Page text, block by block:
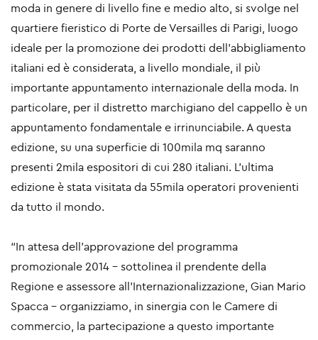
moda in genere di livello fine e medio alto, si svolge nel
quartiere fieristico di Porte de Versailles di Parigi, luogo
ideale per la promozione dei prodotti dell’abbigliamento
italiani ed è considerata, a livello mondiale, il più
importante appuntamento internazionale della moda. In
particolare, per il distretto marchigiano del cappello è un
appuntamento fondamentale e irrinunciabile. A questa
edizione, su una superficie di 100mila mq saranno
presenti 2mila espositori di cui 280 italiani. L’ultima
edizione è stata visitata da 55mila operatori provenienti
da tutto il mondo.
“In attesa dell’approvazione del programma
promozionale 2014 – sottolinea il prendente della
Regione e assessore all’Internazionalizzazione, Gian Mario
Spacca - organizziamo, in sinergia con le Camere di
commercio, la partecipazione a questo importante